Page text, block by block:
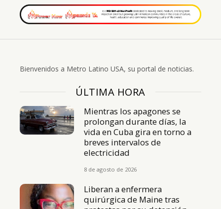
Bienvenidos a Metro Latino USA, su portal de noticias.
ÚLTIMA HORA
Mientras los apagones se
prolongan durante días, la
vida en Cuba gira en torno a
breves intervalos de
electricidad
8 de agosto de 2026
Liberan a enfermera
quirúrgica de Maine tras